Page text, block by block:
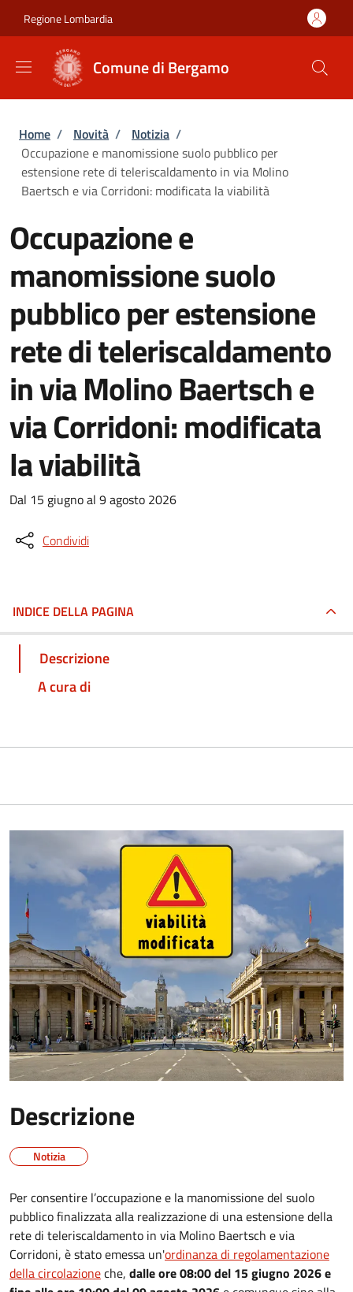
Regione Lombardia
Comune di Bergamo
Briciole di pane
Home / Novità / Notizia /
Occupazione e manomissione suolo pubblico per
estensione rete di teleriscaldamento in via Molino
Baertsch e via Corridoni: modificata la viabilità
Occupazione e
manomissione suolo
pubblico per estensione
rete di teleriscaldamento
in via Molino Baertsch e
via Corridoni: modificata
la viabilità
Dal 15 giugno al 9 agosto 2026
Condividi
INDICE DELLA PAGINA
Descrizione
A cura di
Descrizione
Notizia
Per consentire l’occupazione e la manomissione del suolo
pubblico finalizzata alla realizzazione di una estensione della
rete di teleriscaldamento in via Molino Baertsch e via
Corridoni, è stato emessa un'ordinanza di regolamentazione
della circolazioneche, dalle ore 08:00 del 15 giugno 2026 e